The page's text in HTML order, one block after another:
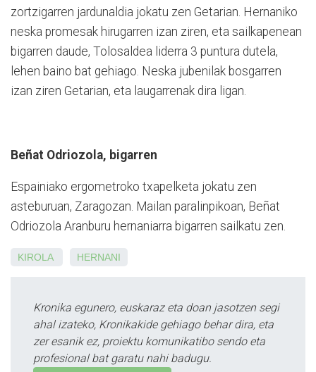
zortzigarren jardunaldia jokatu zen Getarian. Hernaniko
neska promesak hirugarren izan ziren, eta sailkapenean
bigarren daude, Tolosaldea liderra 3 puntura dutela,
lehen baino bat gehiago. Neska jubenilak bosgarren
izan ziren Getarian, eta laugarrenak dira ligan.
Beñat Odriozola, bigarren
Espainiako ergometroko txapelketa jokatu zen
asteburuan, Zaragozan. Mailan paralinpikoan, Beñat
Odriozola Aranburu hernaniarra bigarren sailkatu zen.
KIROLA HERNANI
Kronika egunero, euskaraz eta doan jasotzen segi
ahal izateko, Kronikakide gehiago behar dira, eta
zer esanik ez, proiektu komunikatibo sendo eta
profesional bat garatu nahi badugu.